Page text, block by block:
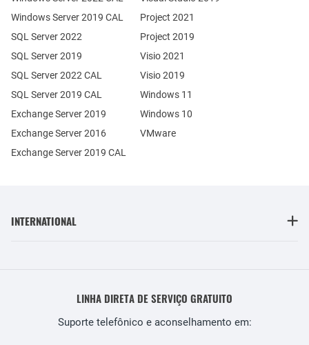
Exchange Server 2019
Exchange Server 2016
SQL Server 2022
SQL Server 2019
Windows Server 2019 CAL
SQL Server 2022 CAL
SQL Server 2019 CAL
Exchange Server 2019 CAL
Project 2021
Project 2019
Visio 2021
Visio 2019
Windows 11
Windows 10
VMware
INTERNATIONAL
LINHA DIRETA DE SERVIÇO GRATUITO
Suporte telefônico e aconselhamento em: